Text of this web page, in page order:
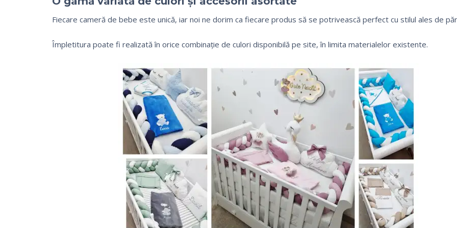
Fiecare cameră de bebe este unică, iar noi ne dorim ca fiecare produs să se potrivească perfect cu stilul ales de
Împletitura poate fi realizată în orice combinație de culori disponibilă pe site, în limita materialelor existente.